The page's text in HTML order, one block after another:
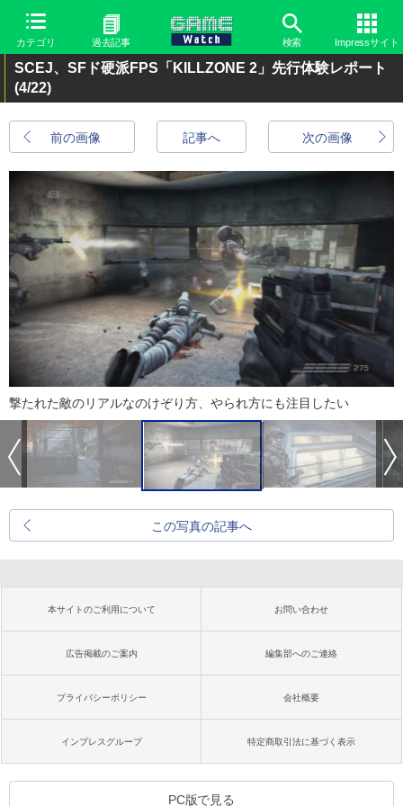
カテゴリ 過去記事 検索 Impressサイト
SCEJ、SFド硬派FPS「KILLZONE 2」先行体験レポート
(4/22)
前の画像 次の画像
記事へ
撃たれた敵のリアルなのけぞり方、やられ方にも注目したい
この写真の記事へ
本サイトのご利用について お問い合わせ
広告掲載のご案内 編集部へのご連絡
プライバシーポリシー 会社概要
インプレスグループ 特定商取引法に基づく表示
PC版で見る